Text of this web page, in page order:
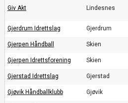
Giv Akt Lindesnes
Gjerdrum Idrettslag Gjerdrum
Gjerpen Håndball Skien
Gjerpen Idrettsforening Skien
Gjerstad Idrettslag Gjerstad
Gjøvik Håndballklubb Gjøvik